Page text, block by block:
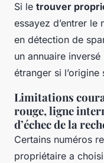
Si le trouver
essayez d’entrer le
en détection de
un annuaire
étranger si
Limitations
rouge, ligne
d’échec de la
Certains numéros
propriétaire a choisi